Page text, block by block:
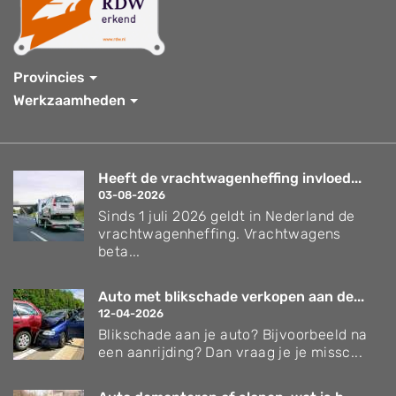
Provincies
Werkzaamheden
Heeft de vrachtwagenheffing invloed...
03-08-2026
Sinds 1 juli 2026 geldt in Nederland de
vrachtwagenheffing. Vrachtwagens
beta...
Auto met blikschade verkopen aan de...
12-04-2026
Blikschade aan je auto? Bijvoorbeeld na
een aanrijding? Dan vraag je je missc...